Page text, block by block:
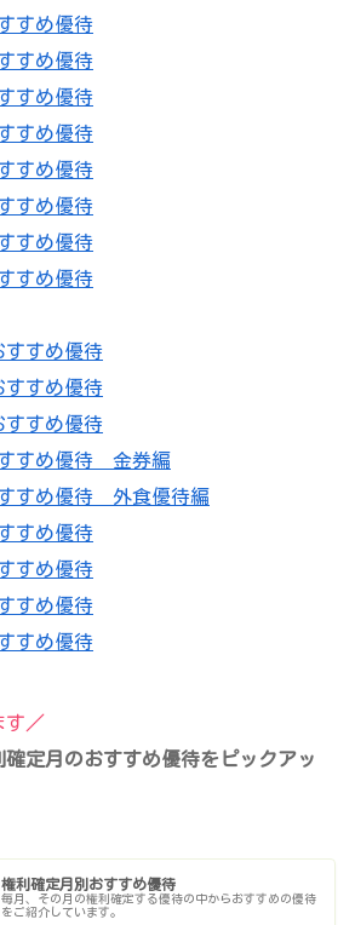
すめ優待
すめ優待
すめ優待
すめ優待
すめ優待
すめ優待
すめ優待
すめ優待
すすめ優待
すすめ優待
すすめ優待
すめ優待 金券編
すめ優待 外食優待編
すめ優待
すめ優待
すめ優待
すめ優待
す／
定月のおすすめ優待をピックアッ
権利確定月別おすすめ優待
毎月、その月の権利確定する優待の中からおすすめの優待
をご紹介しています。